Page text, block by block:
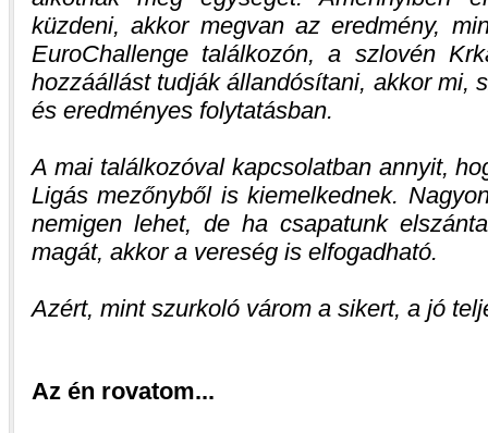
küzdeni, akkor megvan az eredmény,
EuroChallenge találkozón, a szlovén
hozzáállást tudják állandósítani, akkor mi,
és eredményes folytatásban.
A mai találkozóval kapcsolatban annyit,
Ligás mezőnyből is kiemelkednek.
nemigen lehet, de ha csapatunk
magát, akkor a vereség is elfogadható.
Azért, mint szurkoló várom a sikert, a jó
Az én rovatom...